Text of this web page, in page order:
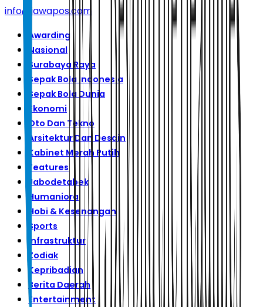
info@jawapos.com
Awarding
Nasional
Surabaya Raya
Sepak Bola Indonesia
Sepak Bola Dunia
Ekonomi
Oto Dan Tekno
Arsitektur Dan Desain
Kabinet Merah Putih
Features
Jabodetabek
Humaniora
Hobi & Kesenangan
Sports
Infrastruktur
Zodiak
Kepribadian
Berita Daerah
Entertainment